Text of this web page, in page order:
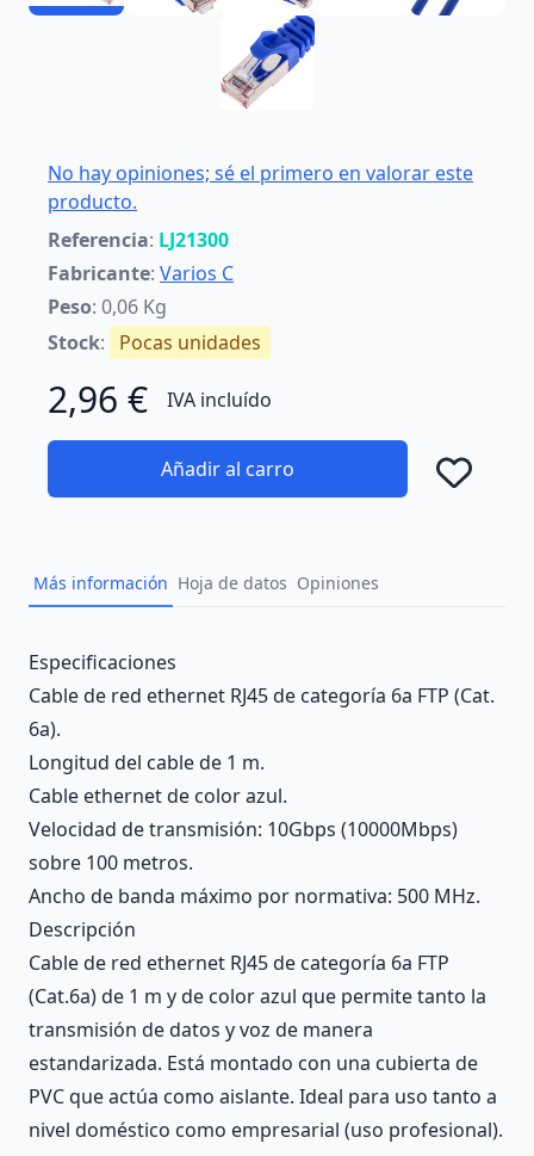
No hay opiniones; sé el primero en valorar este
producto.
Referencia: LJ21300
Fabricante: Varios C
Peso: 0,06 Kg
Stock: Pocas unidades
2,96 € IVA incluído
Añadir al carro
Más información Hoja de datos Opiniones
Description
Especificaciones
Cable de red ethernet RJ45 de categoría 6a FTP (Cat.
6a).
Longitud del cable de 1 m.
Cable ethernet de color azul.
Velocidad de transmisión: 10Gbps (10000Mbps)
sobre 100 metros.
Ancho de banda máximo por normativa: 500 MHz.
Descripción
Cable de red ethernet RJ45 de categoría 6a FTP
(Cat.6a) de 1 m y de color azul que permite tanto la
transmisión de datos y voz de manera
estandarizada. Está montado con una cubierta de
PVC que actúa como aislante. Ideal para uso tanto a
nivel doméstico como empresarial (uso profesional).